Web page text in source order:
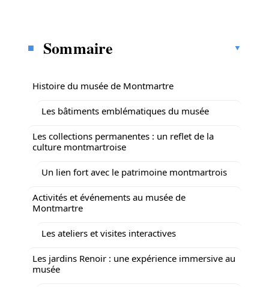
Sommaire
Histoire du musée de Montmartre
Les bâtiments emblématiques du musée
Les collections permanentes : un reflet de la
culture montmartroise
Un lien fort avec le patrimoine montmartrois
Activités et événements au musée de
Montmartre
Les ateliers et visites interactives
Les jardins Renoir : une expérience immersive au
musée